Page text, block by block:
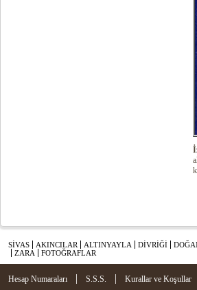
SİVAS AKINCILAR ALTINYAYLA DİVRİĞİ
ZARA
FOTOĞRAFLAR
Hesap Numaraları | S.S.S. | Kurallar ve Koşullar